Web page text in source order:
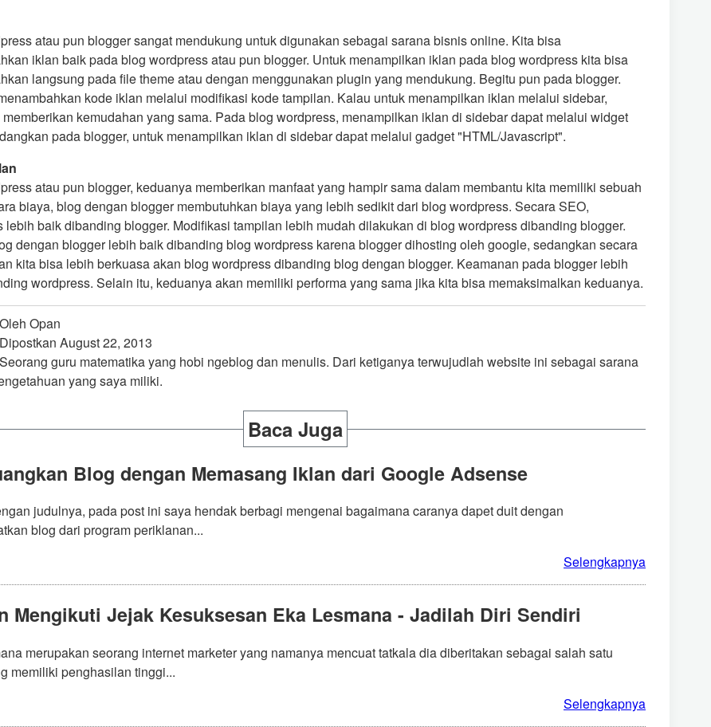
atau pun blogger sangat mendukung untuk digunakan sebagai sarana bisnis online. Kita bisa
iklan baik pada blog wordpress atau pun blogger. Untuk menampilkan iklan pada blog wordpress kita bisa
langsung pada file theme atau dengan menggunakan plugin yang mendukung. Begitu pun pada blogger.
kode iklan melalui modifikasi kode tampilan. Kalau untuk menampilkan iklan melalui sidebar,
kemudahan yang sama. Pada blog wordpress, menampilkan iklan di sidebar dapat melalui widget
pada blogger, untuk menampilkan iklan di sidebar dapat melalui gadget "HTML/Javascript".
atau pun blogger, keduanya memberikan manfaat yang hampir sama dalam membantu kita memiliki sebuah
biaya, blog dengan blogger membutuhkan biaya yang lebih sedikit dari blog wordpress. Secara SEO,
lebih baik dibanding blogger. Modifikasi tampilan lebih mudah dilakukan di blog wordpress dibanding blogger.
dengan blogger lebih baik dibanding blog wordpress karena blogger dihosting oleh google, sedangkan secara
kita bisa lebih berkuasa akan blog wordpress dibanding blog dengan blogger. Keamanan pada blogger lebih
wordpress. Selain itu, keduanya akan memiliki performa yang sama jika kita bisa memaksimalkan keduanya.
Oleh Opan
Dipostkan August 22, 2013
Seorang guru matematika yang hobi ngeblog dan menulis. Dari ketiganya terwujudlah website ini sebagai sarana
yang saya miliki.
Baca Juga
Blog dengan Memasang Iklan dari Google Adsense
judulnya, pada post ini saya hendak berbagi mengenai bagaimana caranya dapet duit dengan
blog dari program periklanan...
Selengkapnya
Mengikuti Jejak Kesuksesan Eka Lesmana - Jadilah Diri Sendiri
merupakan seorang internet marketer yang namanya mencuat tatkala dia diberitakan sebagai salah satu
memiliki penghasilan tinggi...
Selengkapnya